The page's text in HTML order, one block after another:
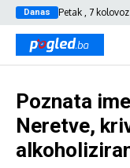
Danas Petak , 7
Poznata
Neretve,